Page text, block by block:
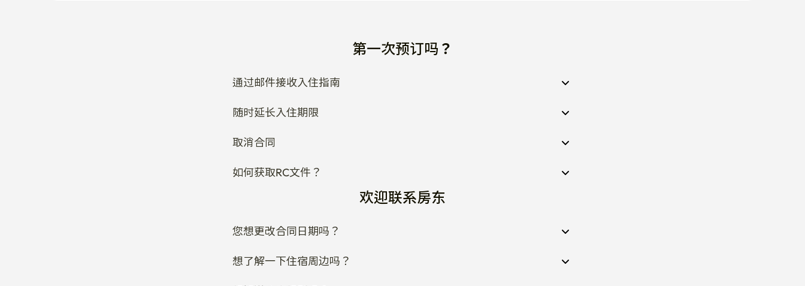
随时延长入住期限
取消合同
如何获取RC文件？
想了解一下住宿周边吗？
想知道住宿规则吗？